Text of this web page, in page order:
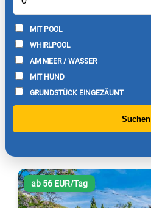
MIT POOL
WHIRLPOOL
AM MEER / WASSER
MIT HUND
GRUNDSTÜCK EINGEZÄUNT
Suchen
ab 56 EUR/Tag